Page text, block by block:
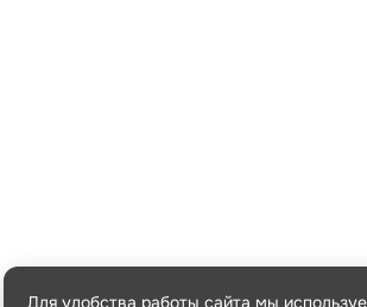
Для удобства работы сайта мы